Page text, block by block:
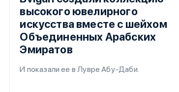
высокого ювелирного
искусства вместе с шейхом
Объединенных Арабских
Эмиратов
И показали ее в Лувре Абу-Даби.